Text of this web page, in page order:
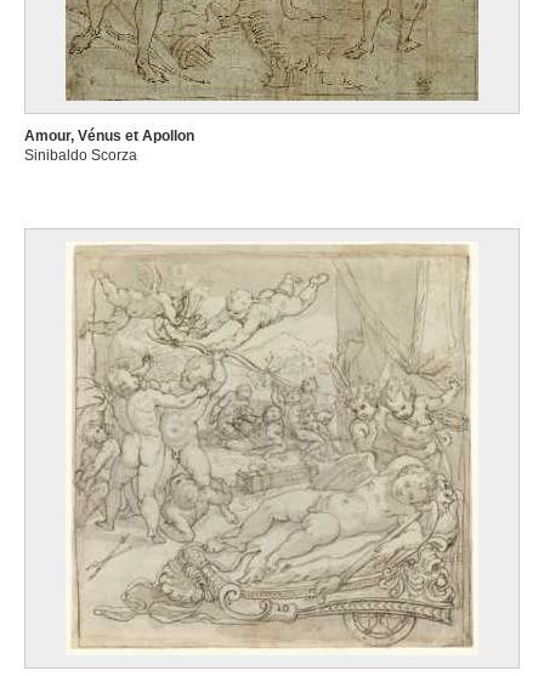
Amour, Vénus et Apollon
Sinibaldo Scorza